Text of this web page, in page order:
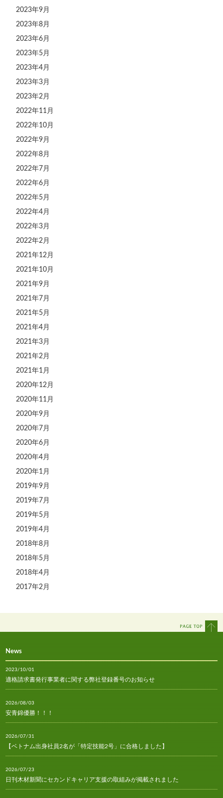
2023年9月
2023年8月
2023年6月
2023年5月
2023年4月
2023年3月
2023年2月
2022年11月
2022年10月
2022年9月
2022年8月
2022年7月
2022年6月
2022年5月
2022年4月
2022年3月
2022年2月
2021年12月
2021年10月
2021年9月
2021年7月
2021年5月
2021年4月
2021年3月
2021年2月
2021年1月
2020年12月
2020年11月
2020年9月
2020年7月
2020年6月
2020年4月
2020年1月
2019年9月
2019年7月
2019年5月
2019年4月
2018年8月
2018年5月
2018年4月
2017年2月
News
2023/10/01
適格請求書発行事業者に関する弊社登録番号のお知らせ
2026/08/03
安青錦優勝！！！
2026/07/31
【ベトナム出身社員2名が「特定技能2号」に合格しました】
2026/07/23
日刊木材新聞にセカンドキャリア支援の取組みが掲載されました